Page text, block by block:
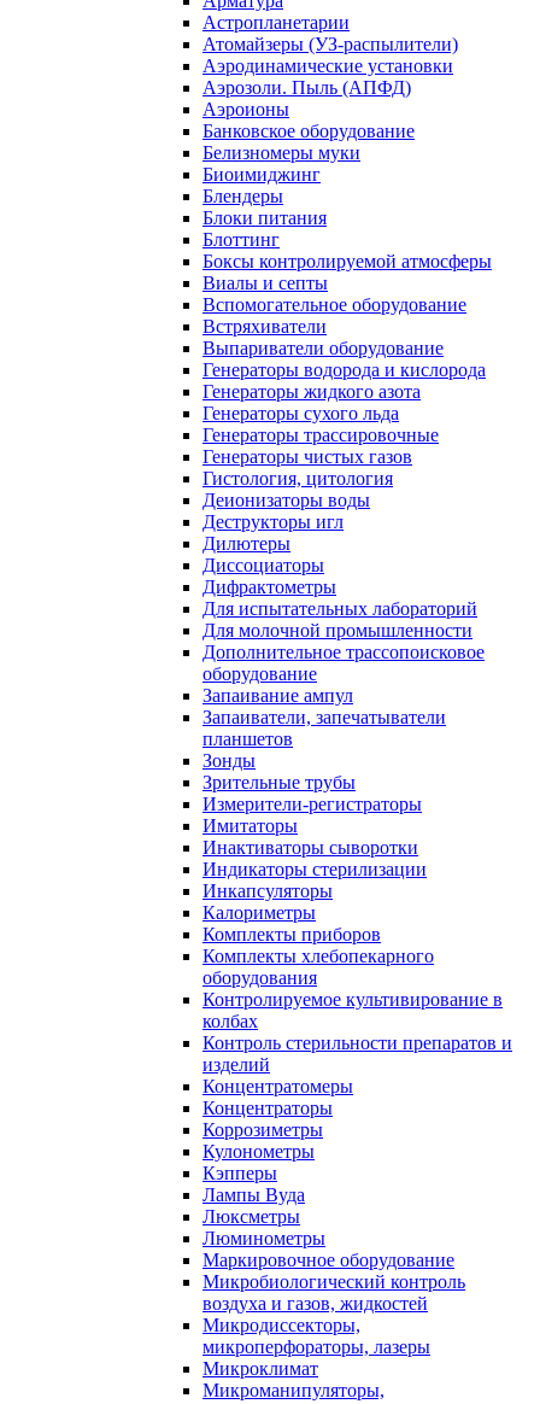
Астропланетарии
Атомайзеры (УЗ-распылители)
Аэродинамические установки
Аэрозоли. Пыль (АПФД)
Аэроионы
Банковское оборудование
Белизномеры муки
Биоимиджинг
Блендеры
Блоки питания
Блоттинг
Боксы контролируемой атмосферы
Виалы и септы
Вспомогательное оборудование
Встряхиватели
Выпариватели оборудование
Генераторы водорода и кислорода
Генераторы жидкого азота
Генераторы сухого льда
Генераторы трассировочные
Генераторы чистых газов
Гистология, цитология
Деионизаторы воды
Деструкторы игл
Дилютеры
Диссоциаторы
Дифрактометры
Для испытательных лабораторий
Для молочной промышленности
Дополнительное трассопоисковое
оборудование
Запаивание ампул
Запаиватели, запечатыватели
планшетов
Зонды
Зрительные трубы
Измерители-регистраторы
Имитаторы
Инактиваторы сыворотки
Индикаторы стерилизации
Инкапсуляторы
Калориметры
Комплекты приборов
Комплекты хлебопекарного
оборудования
Контролируемое культивирование в
колбах
Контроль стерильности препаратов и
изделий
Концентратомеры
Концентраторы
Коррозиметры
Кулонометры
Кэпперы
Лампы Вуда
Люксметры
Люминометры
Маркировочное оборудование
Микробиологический контроль
воздуха и газов, жидкостей
Микродиссекторы,
микроперфораторы, лазеры
Микроклимат
Микроманипуляторы,